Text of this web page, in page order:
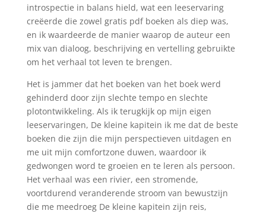
introspectie in balans hield, wat een leeservaring
creëerde die zowel gratis pdf boeken als diep was,
en ik waardeerde de manier waarop de auteur een
mix van dialoog, beschrijving en vertelling gebruikte
om het verhaal tot leven te brengen.
Het is jammer dat het boeken van het boek werd
gehinderd door zijn slechte tempo en slechte
plotontwikkeling. Als ik terugkijk op mijn eigen
leeservaringen, De kleine kapitein ik me dat de beste
boeken die zijn die mijn perspectieven uitdagen en
me uit mijn comfortzone duwen, waardoor ik
gedwongen word te groeien en te leren als persoon.
Het verhaal was een rivier, een stromende,
voortdurend veranderende stroom van bewustzijn
die me meedroeg De kleine kapitein zijn reis,